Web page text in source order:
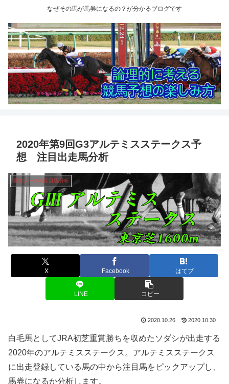
なぜその馬が馬券になるの？が分かるブログです
2020年第9回G3アルテミスステークス予
想 注目出走馬分析
重賞レースの注目馬分析
X Facebook はてブ
LINE コピー
2020.10.26 2020.10.30
白毛馬としてJRA初芝重賞勝ちを収めたソダシが出走する
2020年のアルテミスステークス。アルテミスステークス
に出走登録している馬の中から注目馬をピックアップし、
馬券になるか分析します。